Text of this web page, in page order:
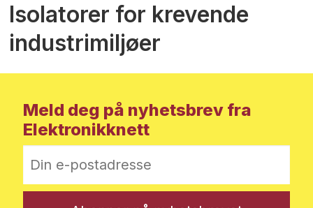
Isolatorer for krevende
industrimiljøer
Meld deg på nyhetsbrev fra
Elektronikknett